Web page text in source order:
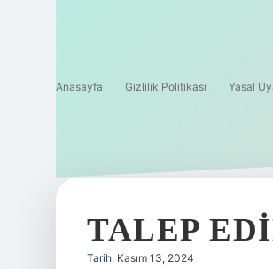
Anasayfa Gizlilik Politikası Yasal
TALEP
Tarih: Kasım 13, 2024